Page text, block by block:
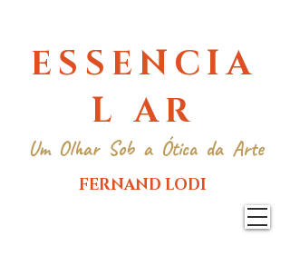
ESSENCIA
L AR
Um Olhar Sob a Ótica da Arte
FERNAND LODI